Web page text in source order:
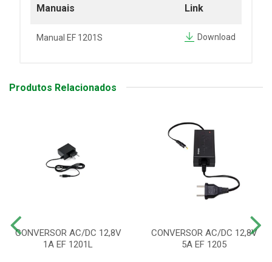
Manuais Link
Manual EF 1201S Download
Produtos Relacionados
CONVERSOR AC/DC 12,8V
1A EF 1201L
CONVERSOR AC/DC 12,8V
5A EF 1205